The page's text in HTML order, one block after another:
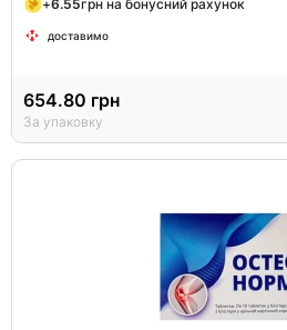
+6.55грн на бонусний рахунок
доставимо
654.80 грн
За упаковку